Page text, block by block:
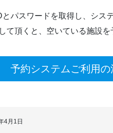
パスワードを取得し、シス
て頂くと、空いている施設を
予約システムご利用の
4月1日